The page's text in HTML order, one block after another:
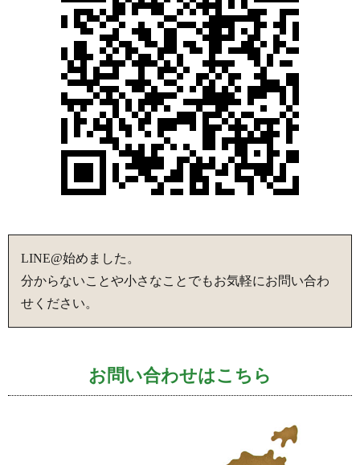
LINE@始めました。
分からないことや小さなことでもお気軽にお問い合わ
せください。
お問い合わせはこちら